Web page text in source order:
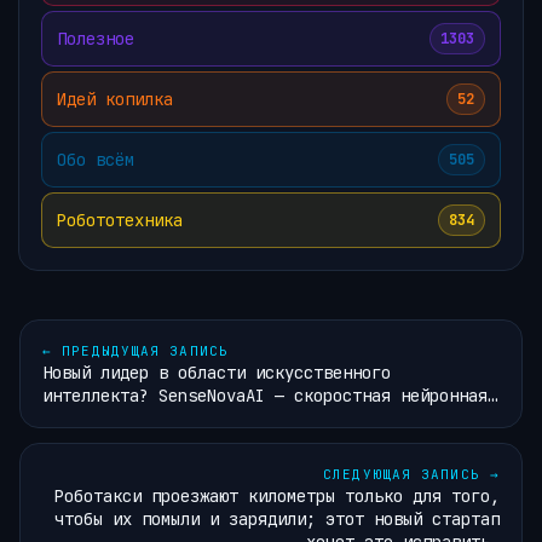
Полезное 1303
Идей копилка 52
Обо всём 505
Робототехника 834
← ПРЕДЫДУЩАЯ ЗАПИСЬ
Новый лидер в области искусственного
интеллекта? SenseNovaAI — скоростная нейронная…
СЛЕДУЮЩАЯ ЗАПИСЬ →
Роботакси проезжают километры только для того,
чтобы их помыли и зарядили; этот новый стартап